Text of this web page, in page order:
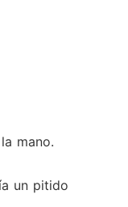
mano.
un pitido